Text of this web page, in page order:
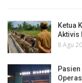
Ketua
Aktivis
8 Agu
Pasien